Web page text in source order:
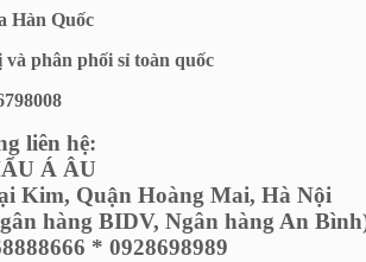
Hàn Quốc
phân phối sỉ toàn quốc
liên hệ:
Á ÂU
Kim, Quận Hoàng Mai, Hà Nội
hàng BIDV, Ngân hàng An
* 0928698989